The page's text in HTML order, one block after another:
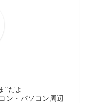
"だよ
ン・パソコン周辺